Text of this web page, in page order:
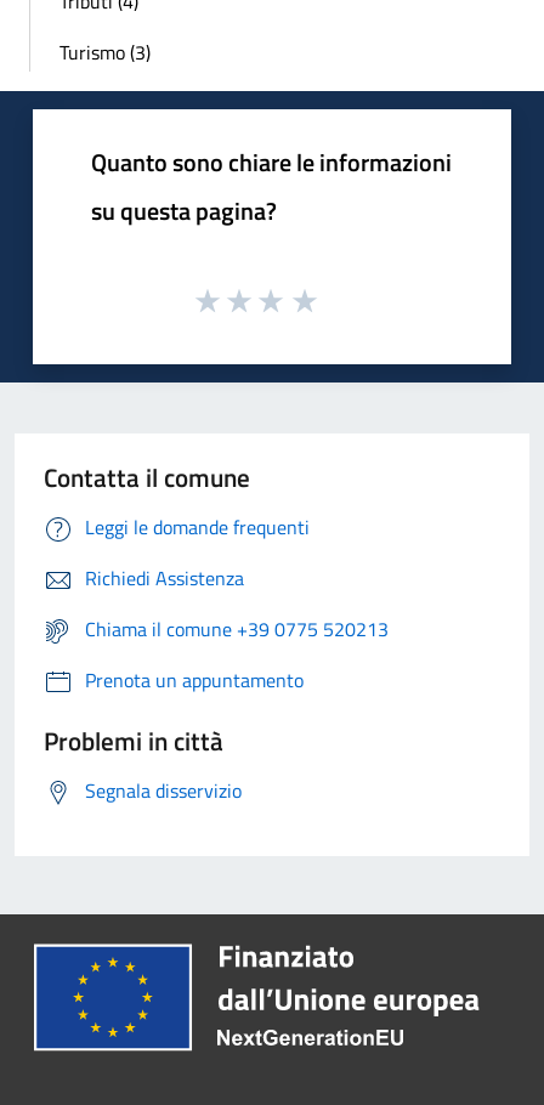
Turismo (3)
Quanto sono chiare le informazioni
su questa pagina?
Contatta il comune
Leggi le domande frequenti
Richiedi Assistenza
Chiama il comune +39 0775 520213
Prenota un appuntamento
Problemi in città
Segnala disservizio